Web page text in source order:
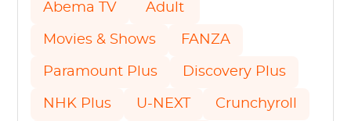
Abema TV Adult
Movies & Shows FANZA
Paramount Plus Discovery Plus
NHK Plus U-NEXT Crunchyroll